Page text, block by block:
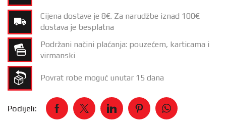
Cijena dostave je 8€. Za narudžbe iznad 100€
dostava je besplatna
Podržani načini plaćanja: pouzećem, karticama i
virmanski
Povrat robe moguć unutar 15 dana
Podijeli: